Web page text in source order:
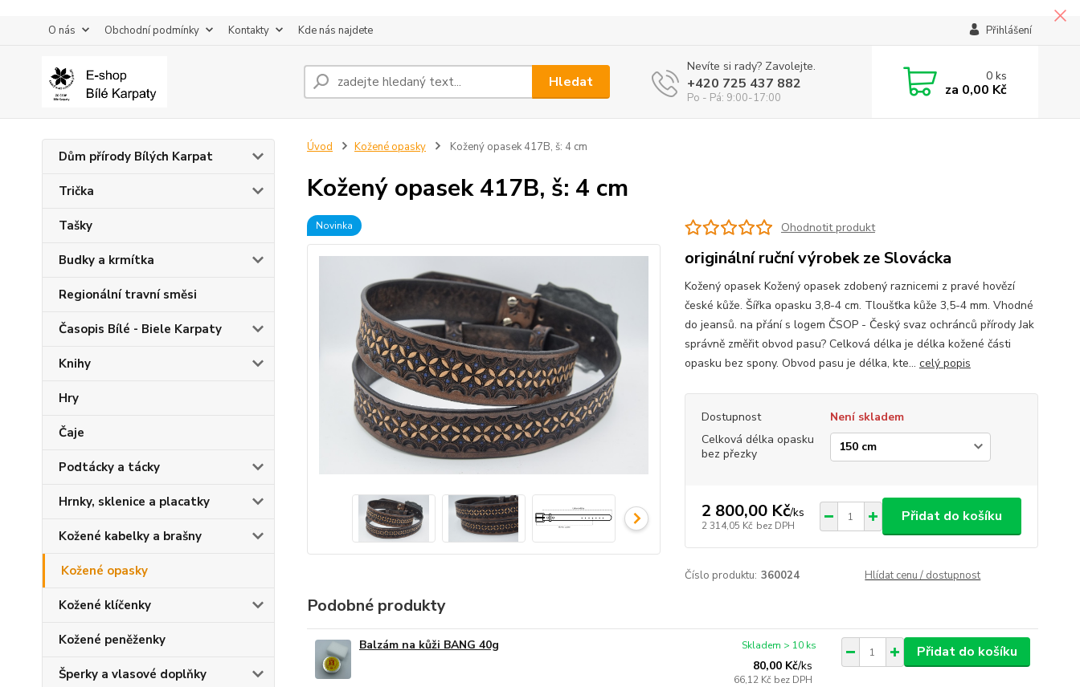
O nás Obchodní podmínky Kontakty Kde nás najdete Přihlášení
Hledat
Nevíte si rady? Zavolejte.
+420 725 437 882
Po - Pá: 9:00-17:00
0ks
za 0,00 Kč
Dům přírody Bílých Karpat
Trička
Tašky
Budky a krmítka
Regionální travní směsi
Časopis Bílé - Biele Karpaty
Knihy
Hry
Čaje
Podtácky a tácky
Hrnky, sklenice a placatky
Kožené kabelky a brašny
Kožené opasky
Kožené klíčenky
Kožené peněženky
Šperky a vlasové doplňky
Úvod Kožené opasky Kožený opasek 417B, š: 4 cm
Kožený opasek 417B, š: 4 cm
Novinka Ohodnotit produkt
originální ruční výrobek ze Slovácka
Kožený opasek Kožený opasek zdobený raznicemi z pravé hovězí
české kůže. Šířka opasku 3,8-4 cm. Tloušťka kůže 3,5-4 mm. Vhodné
do jeansů. na přání s logem ČSOP - Český svaz ochránců přírody Jak
správně změřit obvod pasu? Celková délka je délka kožené části
opasku bez spony. Obvod pasu je délka, kte... celý popis
Dostupnost
Není skladem
Celková délka opasku
bez přezky
2 800,00 Kč/ks
2 314,05 Kč bez DPH
Přidat do košíku
Číslo produktu: 360024 Hlídat cenu / dostupnost
Podobné produkty
Balzám na kůži BANG 40g
80,00 Kč/ks
66,12 Kč bez DPH
Skladem > 10 ks Přidat do košíku